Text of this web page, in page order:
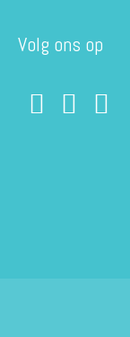
Volg ons op